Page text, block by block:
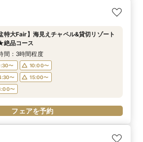
特大Fair】海見えチャペル&貸切リゾート
絶品コース
間：3時間程度
〜
10:00〜
〜
15:00〜
〜
フェアを予約